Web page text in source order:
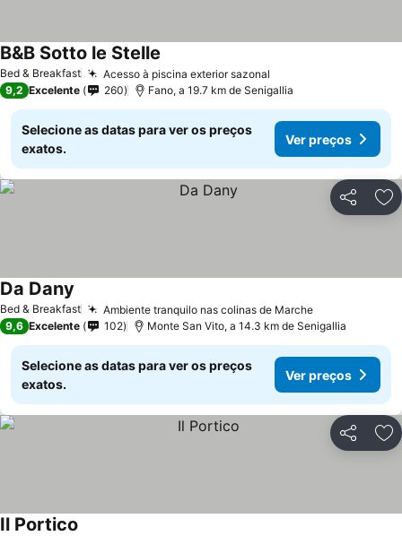
Bed & Breakfast Acesso à piscina exterior sazonal
B&B Sotto le Stelle
9,2 Excelente 260 Fano, a 19.7 km de Senigallia
Selecione as datas para ver os preços
exatos.
Ver preços
Partilhar
Bed & Breakfast Ambiente tranquilo nas colinas de Marche
Da Dany
9,6 Excelente 102 Monte San Vito, a 14.3 km de Senigallia
Selecione as datas para ver os preços
exatos.
Ver preços
Partilhar
Il Portico